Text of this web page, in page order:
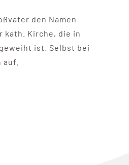
den Namen
kath. Kirche, die in
ist. Selbst bei